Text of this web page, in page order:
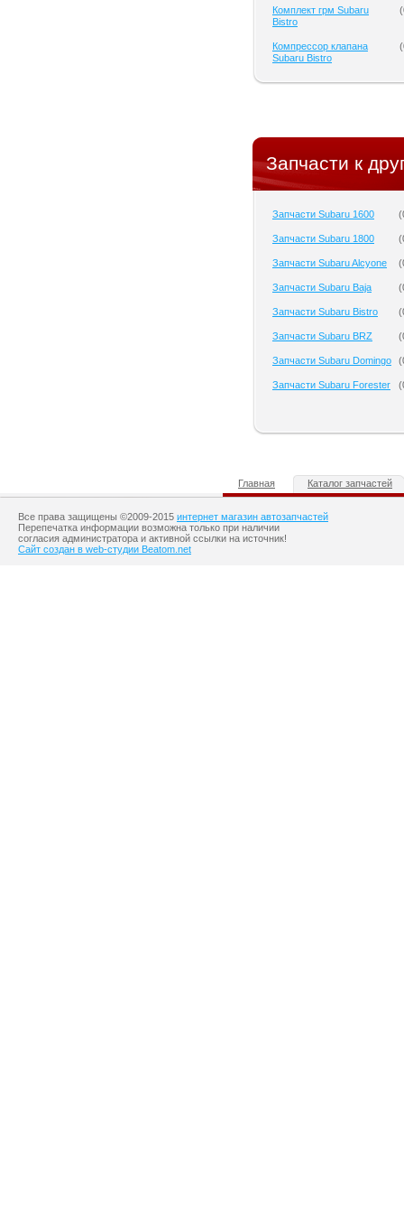
Комплект грм Subaru
Bistro
(
Компрессор клапана
Subaru Bistro
(
Запчасти к
Запчасти Subaru 1600 (
Запчасти Subaru 1800 (
Запчасти Subaru Alcyone (
Запчасти Subaru Baja (
Запчасти Subaru Bistro (
Запчасти Subaru BRZ (
Запчасти Subaru Domingo (
Запчасти Subaru Forester (
Главная Каталог запчастей
Все права защищены ©2009-2015 интернет магазин автозапчастей
Перепечатка информации возможна только при наличии
согласия администратора и активной ссылки на источник!
Сайт создан в web-студии Beatom.net